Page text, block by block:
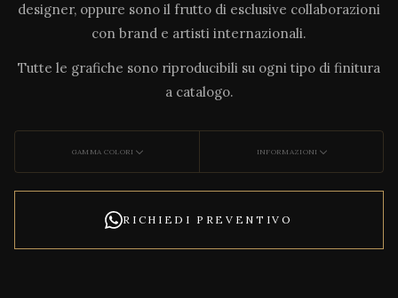
designer, oppure sono il frutto di esclusive collaborazioni
con brand e artisti internazionali.
Tutte le grafiche sono riproducibili su ogni tipo di finitura
a catalogo.
GAMMA COLORI INFORMAZIONI
RICHIEDI PREVENTIVO